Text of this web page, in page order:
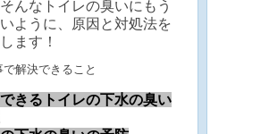
んなトイレの臭いにもう
ように、原因と対処法を
ます！
で解決できること
きるトイレの下水の臭い